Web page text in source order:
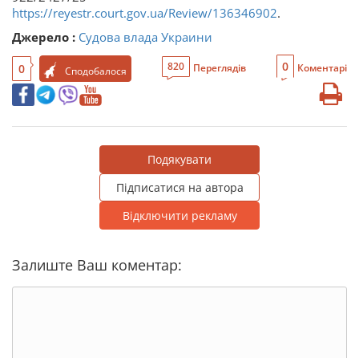
https://reyestr.court.gov.ua/Review/136346902.
Джерело : Судова влада Украини
0 Сподобалося 820 Переглядів 0 Коментарі
Подякувати
Підписатися на автора
Відключити рекламу
Залиште Ваш коментар: